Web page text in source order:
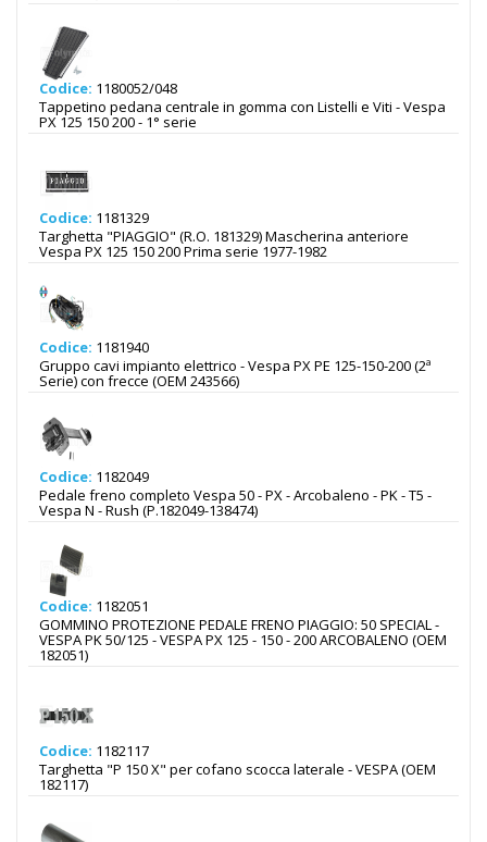
Codice: 1180052/048
Tappetino pedana centrale in gomma con Listelli e Viti - Vespa
PX 125 150 200 - 1° serie
Codice: 1181329
Targhetta "PIAGGIO" (R.O. 181329) Mascherina anteriore
Vespa PX 125 150 200 Prima serie 1977-1982
Codice: 1181940
Gruppo cavi impianto elettrico - Vespa PX PE 125-150-200 (2ª
Serie) con frecce (OEM 243566)
Codice: 1182049
Pedale freno completo Vespa 50 - PX - Arcobaleno - PK - T5 -
Vespa N - Rush (P.182049-138474)
Codice: 1182051
GOMMINO PROTEZIONE PEDALE FRENO PIAGGIO: 50 SPECIAL -
VESPA PK 50/125 - VESPA PX 125 - 150 - 200 ARCOBALENO (OEM
182051)
Codice: 1182117
Targhetta "P 150 X" per cofano scocca laterale - VESPA (OEM
182117)